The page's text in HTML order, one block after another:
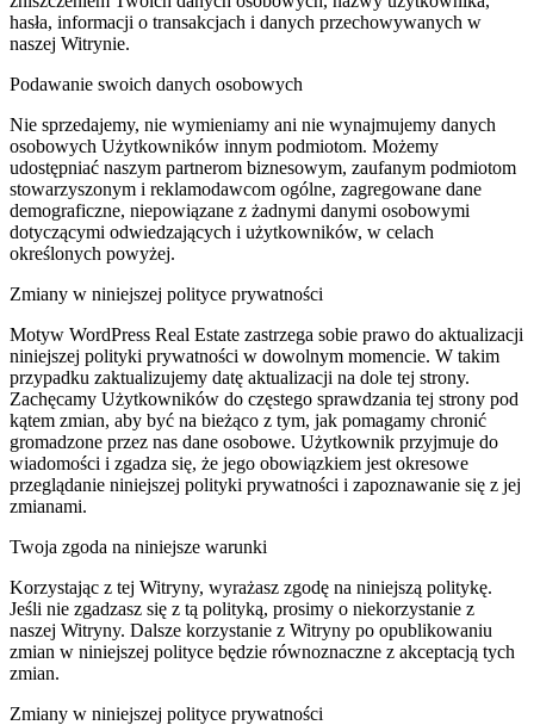
hasła, informacji o transakcjach i danych przechowywanych w
naszej Witrynie.
Podawanie swoich danych osobowych
Nie sprzedajemy, nie wymieniamy ani nie wynajmujemy danych
osobowych Użytkowników innym podmiotom. Możemy
udostępniać naszym partnerom biznesowym, zaufanym podmiotom
stowarzyszonym i reklamodawcom ogólne, zagregowane dane
demograficzne, niepowiązane z żadnymi danymi osobowymi
dotyczącymi odwiedzających i użytkowników, w celach
określonych powyżej.
Zmiany w niniejszej polityce prywatności
Motyw WordPress Real Estate zastrzega sobie prawo do aktualizacji
niniejszej polityki prywatności w dowolnym momencie. W takim
przypadku zaktualizujemy datę aktualizacji na dole tej strony.
Zachęcamy Użytkowników do częstego sprawdzania tej strony pod
kątem zmian, aby być na bieżąco z tym, jak pomagamy chronić
gromadzone przez nas dane osobowe. Użytkownik przyjmuje do
wiadomości i zgadza się, że jego obowiązkiem jest okresowe
przeglądanie niniejszej polityki prywatności i zapoznawanie się z jej
zmianami.
Twoja zgoda na niniejsze warunki
Korzystając z tej Witryny, wyrażasz zgodę na niniejszą politykę.
Jeśli nie zgadzasz się z tą polityką, prosimy o niekorzystanie z
naszej Witryny. Dalsze korzystanie z Witryny po opublikowaniu
zmian w niniejszej polityce będzie równoznaczne z akceptacją tych
zmian.
Zmiany w niniejszej polityce prywatności